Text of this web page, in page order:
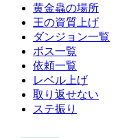
黄金蟲の場所
王の資質上げ
ダンジョン一覧
ボス一覧
依頼一覧
レベル上げ
取り返せない
ステ振り